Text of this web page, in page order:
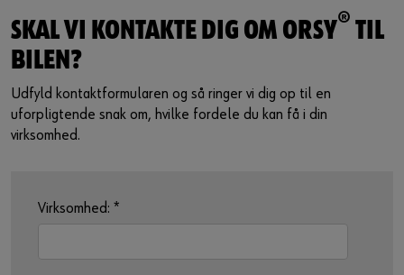
SKAL VI KONTAKTE DIG OM ORSY® TIL
BILEN?
Udfyld kontaktformularen og så ringer vi dig op til en
uforpligtende snak om, hvilke fordele du kan få i din
virksomhed.
Virksomhed: *